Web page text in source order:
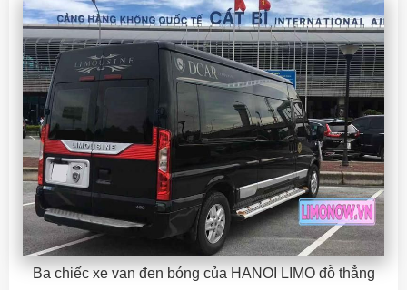
Ba chiếc xe van đen bóng của HANOI LIMO đỗ thẳng